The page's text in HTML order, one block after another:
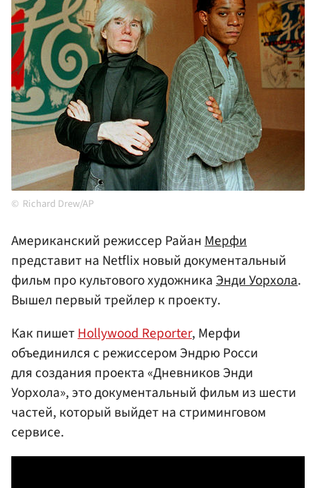
Richard Drew/AP
Американский режиссер РайанМерфи
представит на Netflix новый документальный
фильм про культового художникаЭнди Уорхола.
Вышел первый трейлер к проекту.
Как пишетHollywood Reporter, Мерфи
объединился с режиссером Эндрю Росси
для создания проекта «Дневников Энди
Уорхола», это документальный фильм из шести
частей, который выйдет на стриминговом
сервисе.